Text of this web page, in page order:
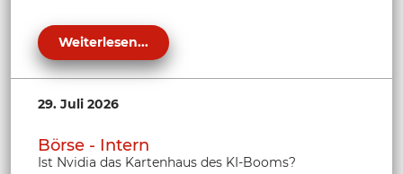
Weiterlesen...
29. Juli 2026
Börse - Intern
Ist Nvidia das Kartenhaus des KI-Booms?